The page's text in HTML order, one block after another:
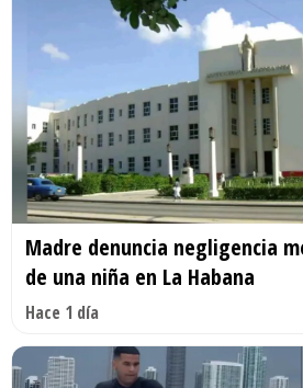
Madre denuncia negligencia
de una niña en La Habana
Hace 1 día